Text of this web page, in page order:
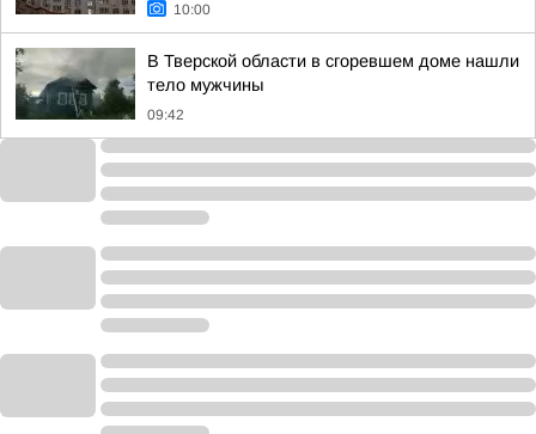
10:00
В Тверской области в сгоревшем доме нашли
тело мужчины
09:42